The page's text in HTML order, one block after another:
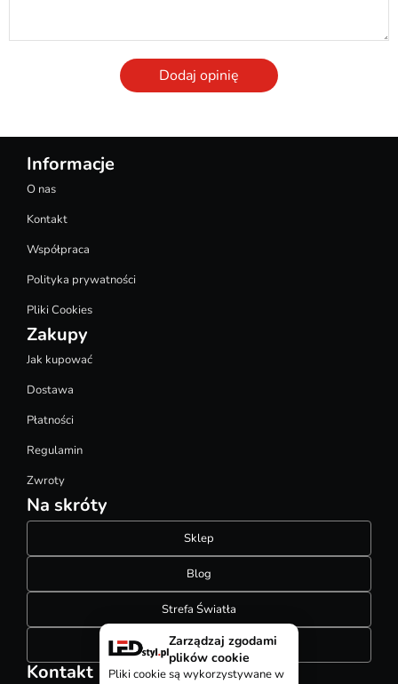
Dodaj opinię
Informacje
O nas
Kontakt
Współpraca
Polityka prywatności
Pliki Cookies
Zakupy
Jak kupować
Dostawa
Płatności
Regulamin
Zwroty
Na skróty
Sklep
Blog
Strefa Światła
Konfigurator szynoprzewodów
Kontakt
Zarządzaj zgodami
plików cookie
Pliki cookie są wykorzystywane w